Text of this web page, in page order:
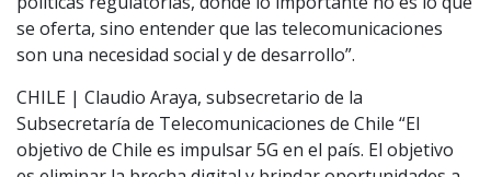
se oferta, sino entender que las telecomunicaciones
son una necesidad social y de desarrollo”.
CHILE | Claudio Araya, subsecretario de la
Subsecretaría de Telecomunicaciones de Chile “El
objetivo de Chile es impulsar 5G en el país. El objetivo